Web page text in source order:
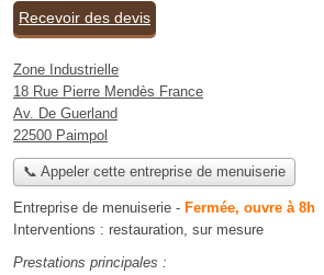
Recevoir des devis
Zone Industrielle
18 Rue Pierre Mendès France
Av. De Guerland
22500 Paimpol
📞 Appeler cette entreprise de menuiserie
Entreprise de menuiserie - Fermée, ouvre à 8h
Interventions : restauration, sur mesure
Prestations principales :